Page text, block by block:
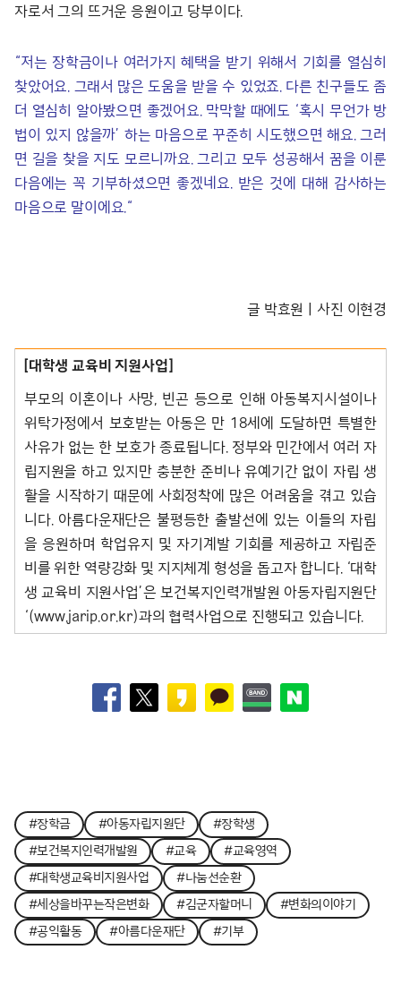
자로서 그의 뜨거운 응원이고 당부이다.
“저는 장학금이나 여러가지 혜택을 받기 위해서 기회를 열심히
찾았어요. 그래서 많은 도움을 받을 수 있었죠. 다른 친구들도 좀
더 열심히 알아봤으면 좋겠어요. 막막할 때에도 ‘혹시 무언가 방
법이 있지 않을까’ 하는 마음으로 꾸준히 시도했으면 해요. 그러
면 길을 찾을 지도 모르니까요. 그리고 모두 성공해서 꿈을 이룬
다음에는 꼭 기부하셨으면 좋겠네요. 받은 것에 대해 감사하는
마음으로 말이에요.“
글 박효원ㅣ사진 이현경
[대학생 교육비 지원사업]
부모의 이혼이나 사망, 빈곤 등으로 인해 아동복지시설이나
위탁가정에서 보호받는 아동은 만 18세에 도달하면 특별한
사유가 없는 한 보호가 종료됩니다. 정부와 민간에서 여러 자
립지원을 하고 있지만 충분한 준비나 유예기간 없이 자립 생
활을 시작하기 때문에 사회정착에 많은 어려움을 겪고 있습
니다. 아름다운재단은 불평등한 출발선에 있는 이들의 자립
을 응원하며 학업유지 및 자기계발 기회를 제공하고 자립준
비를 위한 역량강화 및 지지체계 형성을 돕고자 합니다. ‘대학
생 교육비 지원사업’은 보건복지인력개발원 아동자립지원단
‘(www.jarip.or.kr)과의 협력사업으로 진행되고 있습니다.
#장학금 #아동자립지원단
#장학생
#보건복지인력개발원
#교육
#교육영역
#대학생교육비지원사업
#나눔선순환
#세상을바꾸는작은변화
#김군자할머니
#변화의이야기
#공익활동
#아름다운재단 #기부